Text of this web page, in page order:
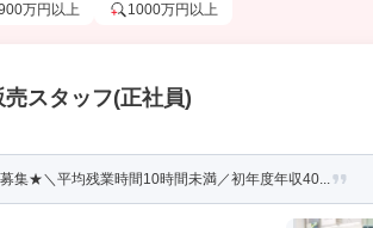
万円以上 1000万円以上
スタッフ(正社員)
集★＼平均残業時間10時間未満／初年度年収40...